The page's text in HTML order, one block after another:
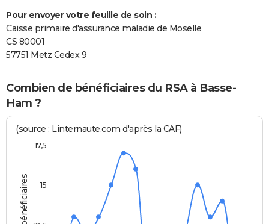
Pour envoyer votre feuille de soin :
Caisse primaire d'assurance maladie de Moselle
CS 80001
57751 Metz Cedex 9
Combien de bénéficiaires du RSA à Basse-
Ham ?
(source : Linternaute.com d'après la CAF)
15
17,5